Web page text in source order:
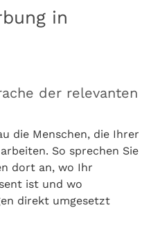
in
der relevanten
die Menschen, die Ihrer
So sprechen Sie
dort an, wo Ihr
ist und wo
direkt umgesetzt